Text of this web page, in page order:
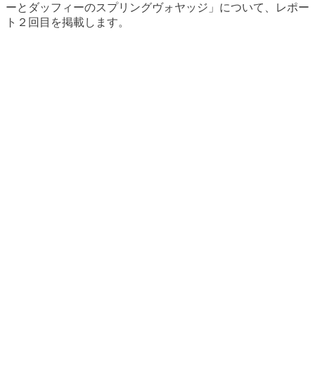
ーとダッフィーのスプリングヴォヤッジ」について、レポー
ト２回目を掲載します。